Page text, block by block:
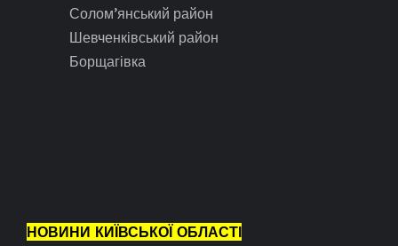
Солом’янський район
Шевченківський район
Борщагівка
НОВИНИ КИЇВСЬКОЇ ОБЛАСТІ